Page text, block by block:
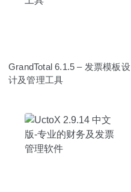
GrandTotal 6.1.5 – 发票模板设
计及管理工具